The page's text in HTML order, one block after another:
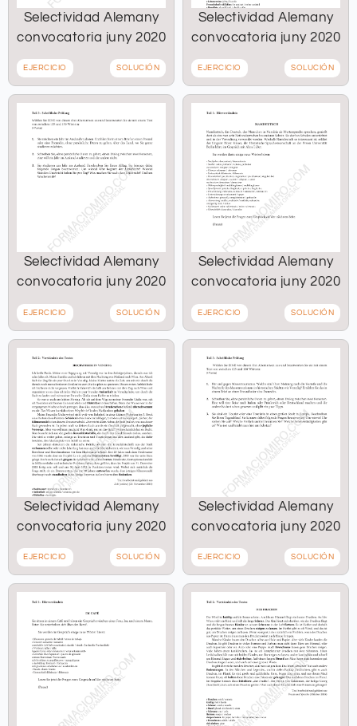
Selectividad Alemany
convocatoria juny 2020
EJERCICIO SOLUCIÓN
Selectividad Alemany
convocatoria juny 2020
EJERCICIO SOLUCIÓN
Selectividad Alemany
convocatoria juny 2020
EJERCICIO SOLUCIÓN
Selectividad Alemany
convocatoria juny 2020
EJERCICIO SOLUCIÓN
Selectividad Alemany
convocatoria juny 2020
EJERCICIO SOLUCIÓN
Selectividad Alemany
convocatoria juny 2020
EJERCICIO SOLUCIÓN